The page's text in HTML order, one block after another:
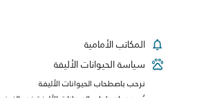
المكاتب الأمامية
سياسة الحيوانات الأليفة
نرحب باصطحاب الحيوانات الأليفة